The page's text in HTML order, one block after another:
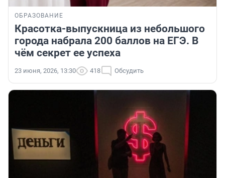
ОБРАЗОВАНИЕ
Красотка-выпускница из небольшого
города набрала 200 баллов на ЕГЭ. В
чём секрет ее успеха
23 июня, 2026, 13:30 418 Обсудить